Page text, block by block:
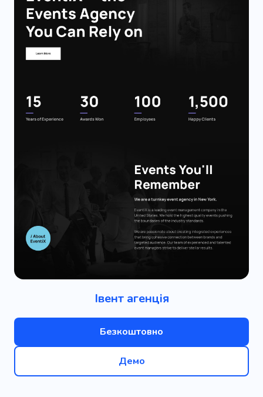
Івент агенція
Безкоштовно
Демо